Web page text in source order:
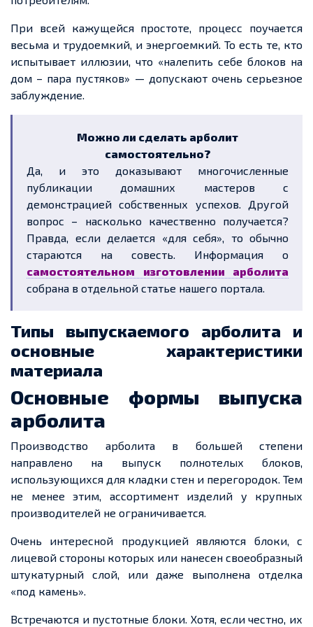
При всей кажущейся простоте, процесс поучается
весьма и трудоемкий, и энергоемкий. То есть те, кто
испытывает иллюзии, что «налепить себе блоков на
дом – пара пустяков» — допускают очень серьезное
заблуждение.
Можно ли сделать арболит
самостоятельно?
Да, и это доказывают многочисленные
публикации домашних мастеров с
демонстрацией собственных успехов. Другой
вопрос – насколько качественно получается?
Правда, если делается «для себя», то обычно
стараются на совесть. Информация о
самостоятельном изготовлении арболита
собрана в отдельной статье нашего портала.
Типы выпускаемого арболита и
основные характеристики
материала
Основные формы выпуска
арболита
Производство арболита в большей степени
направлено на выпуск полнотелых блоков,
использующихся для кладки стен и перегородок. Тем
не менее этим, ассортимент изделий у крупных
производителей не ограничивается.
Очень интересной продукцией являются блоки, с
лицевой стороны которых или нанесен своеобразный
штукатурный слой, или даже выполнена отделка
«под камень».
Встречаются и пустотные блоки. Хотя, если честно, их